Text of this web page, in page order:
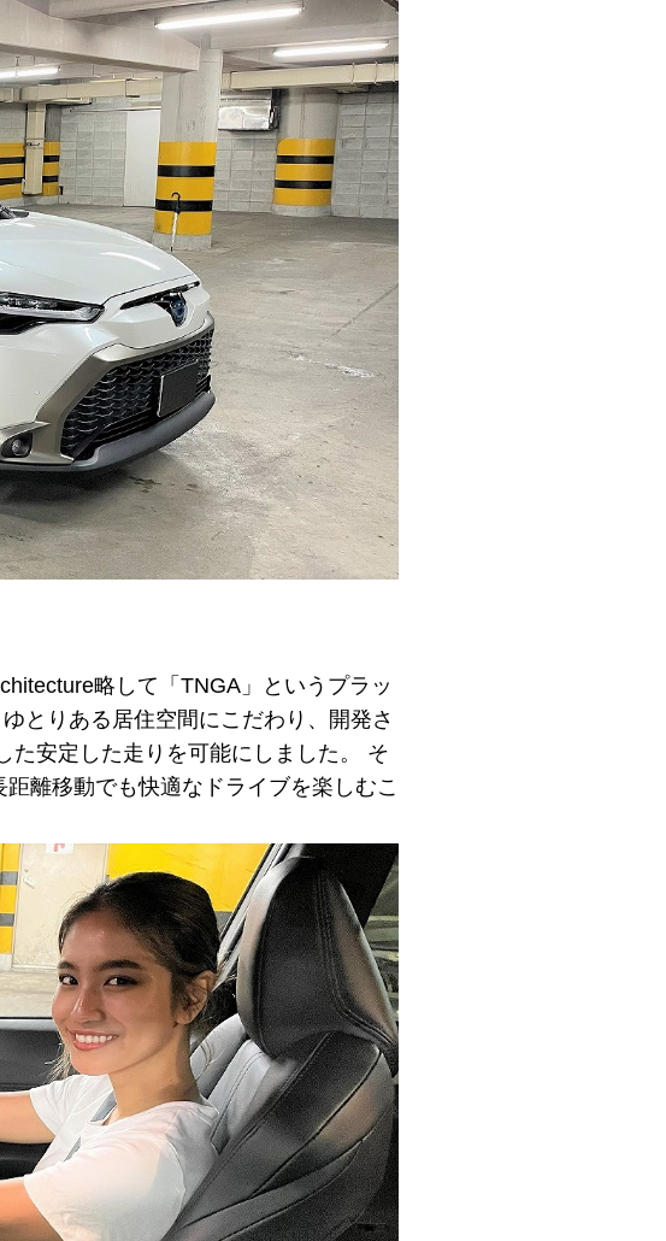
略して「TNGA」というプラッ
とりある居住空間にこだわり、開発さ
た安定した走りを可能にしました。 そ
離移動でも快適なドライブを楽しむこ